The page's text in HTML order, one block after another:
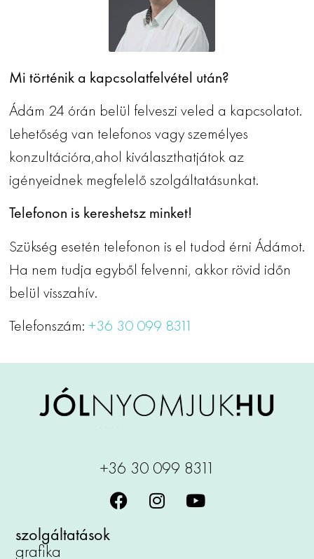
Mi történik a kapcsolatfelvétel után?
Ádám 24 órán belül felveszi veled a kapcsolatot.
Lehetőség van telefonos vagy személyes
konzultációra,ahol kiválaszthatjátok az
igényeidnek megfelelő szolgáltatásunkat.
Telefonon is kereshetsz minket!
Szükség esetén telefonon is el tudod érni Ádámot.
Ha nem tudja egyből felvenni, akkor rövid időn
belül visszahív.
Telefonszám:+36 30 099 8311
+36 30 099 8311
szolgáltatások
grafika